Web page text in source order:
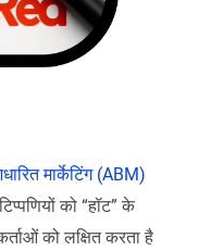
मार्केटिंग (ABM)
को “हॉट” के
को लक्षित करता है